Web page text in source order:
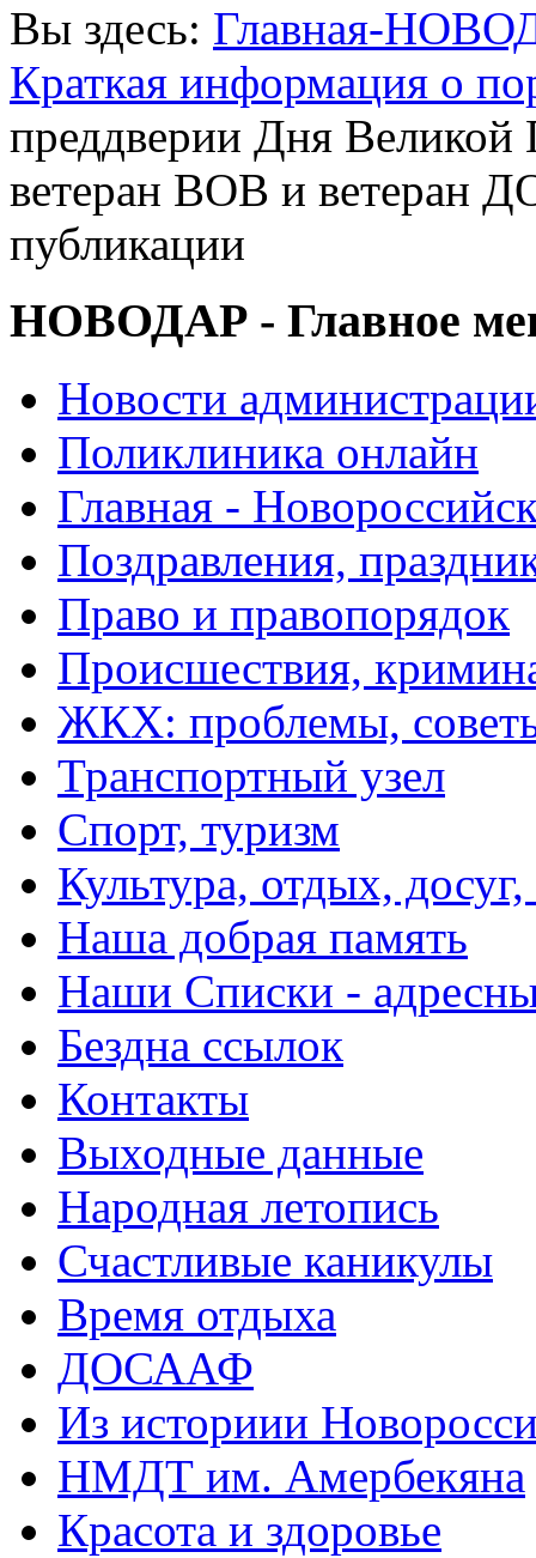
Вы здесь: Главная-
Краткая информация о
преддверии Дня Великой
ветеран ВОВ и ветеран
публикации
НОВОДАР - Главное
Новости
Поликлиника онлайн
Главная -
Поздравления,
Право и правопорядок
Происшествия,
ЖКХ: проблемы,
Транспортный узел
Спорт, туризм
Культура, отдых,
Наша добрая память
Наши Списки -
Бездна ссылок
Контакты
Выходные данные
Народная летопись
Счастливые каникулы
Время отдыха
ДОСААФ
Из историии
НМДТ им. Амербекяна
Красота и здоровье